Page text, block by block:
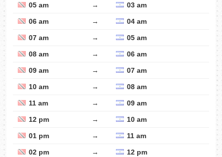
05 am → 03 am
06 am → 04 am
07 am → 05 am
08 am → 06 am
09 am → 07 am
10 am → 08 am
11 am → 09 am
12 pm → 10 am
01 pm → 11 am
02 pm → 12 pm